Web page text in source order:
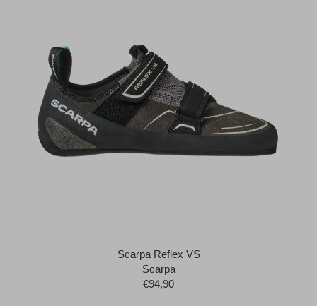
Scarpa Reflex VS
Scarpa
€94,90